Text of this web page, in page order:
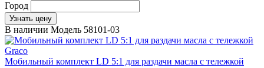
Город
Узнать цену
В наличии Модель 58101-03
Мобильный комплект LD 5:1 для раздачи масла с тележкой